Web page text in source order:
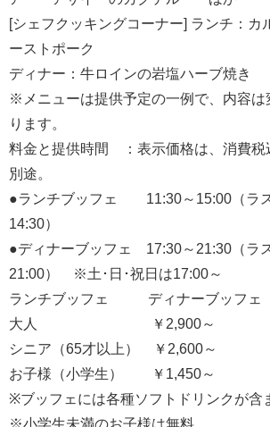
[シェフクッキングコーナー] ランチ：
ーストポーク
ディナー：牛ロインの岩塩ハーブ焼き
※メニューは提供予定の一例で、内容は
ります。
料金と提供時間 ：表示価格は、消費税
別途。
●ランチブッフェ 11:30～15:00（ラ
14:30）
●ディナーブッフェ 17:30～21:30（ラ
21:00） ※土･日･祝日は17:00～
ランチブッフェ ディナーブッフェ
大人 ￥2,900～ ￥
シニア（65才以上） ￥2,600
お子様（小学生） ￥1,450～
※ブッフェには各種ソフトドリンクが